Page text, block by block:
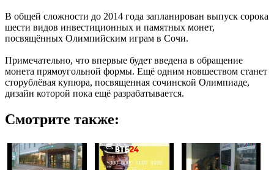
В общей сложности до 2014 года запланирован выпуск сорока
шести видов инвестиционных и памятных монет,
посвящённых Олимпийским играм в Сочи.
Примечательно, что впервые будет введена в обращение
монета прямоугольной формы. Ещё одним новшеством станет
сторублёвая купюра, посвященная сочинской Олимпиаде,
дизайн которой пока ещё разрабатывается.
Смотрите также: